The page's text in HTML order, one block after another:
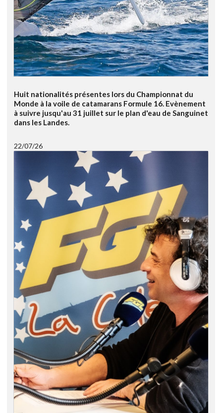
Huit nationalités présentes lors du Championnat du
Monde à la voile de catamarans Formule 16. Evènement
à suivre jusqu'au 31 juillet sur le plan d'eau de Sanguinet
dans les Landes.
22/07/26